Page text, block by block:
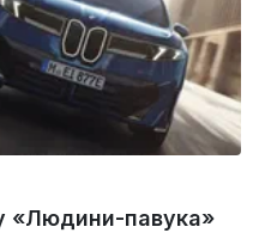
«Людини-павука»